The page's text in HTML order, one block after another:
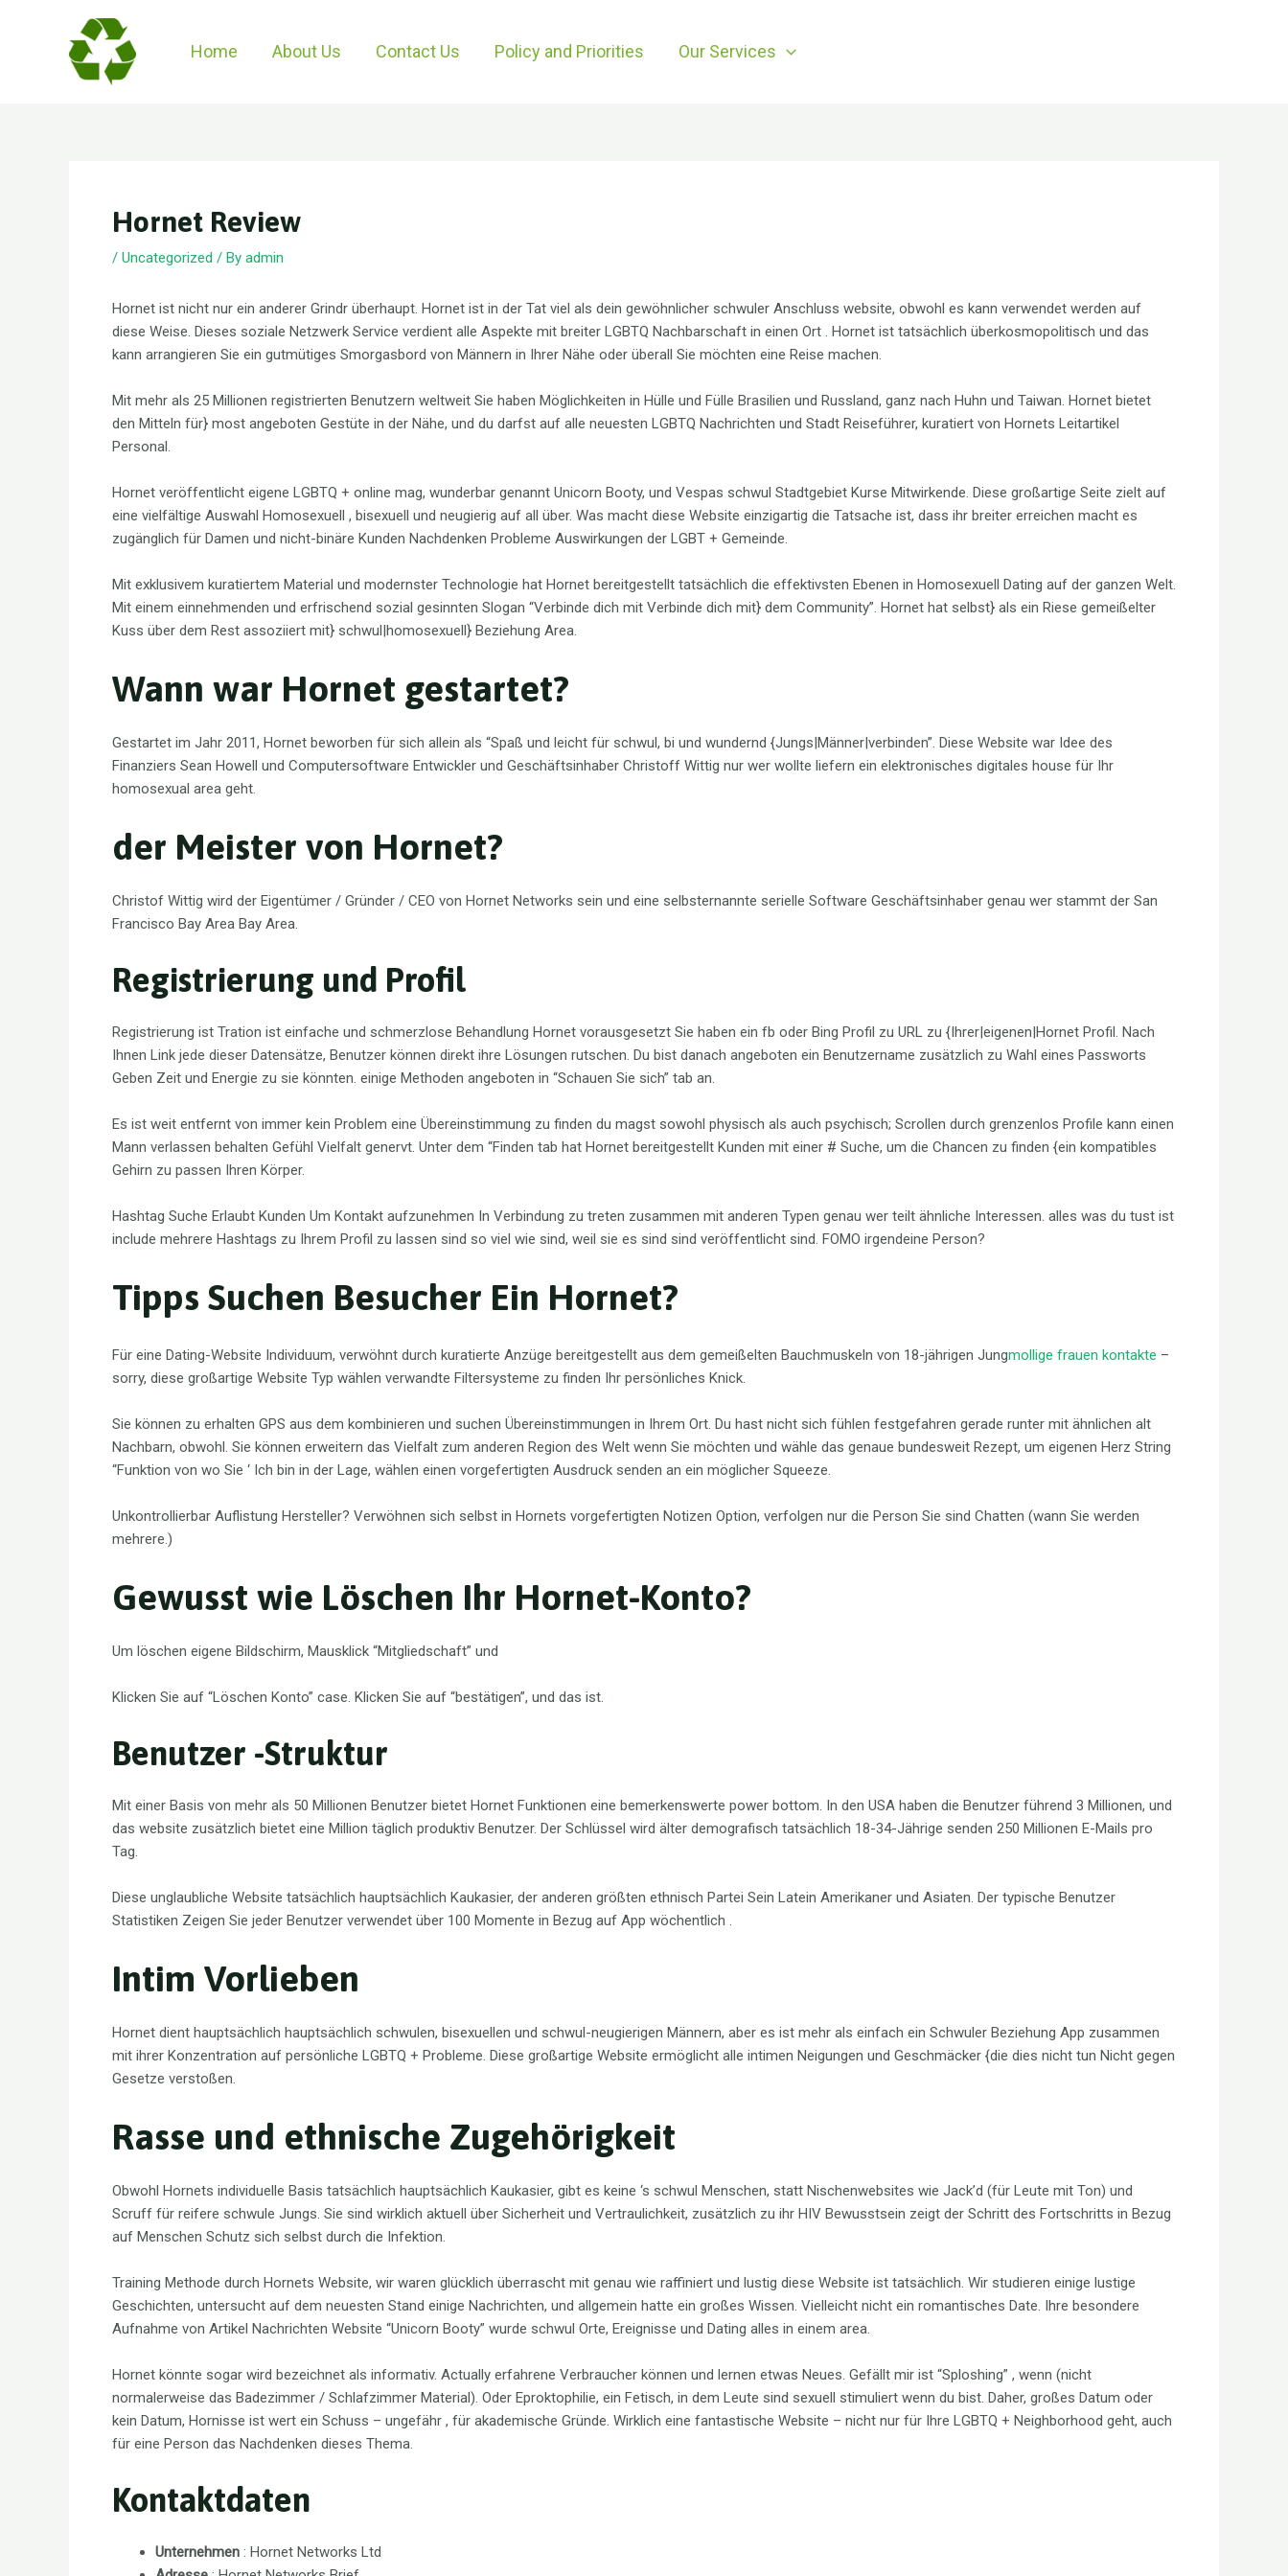
Home About Us Contact Us Policy and Priorities Our Services
Hornet Review
/ Uncategorized / By admin
Hornet ist nicht nur ein anderer Grindr überhaupt. Hornet ist in der Tat viel als dein gewöhnlicher schwuler Anschluss website, obwohl es kann verwendet werden auf
diese Weise. Dieses soziale Netzwerk Service verdient alle Aspekte mit breiter LGBTQ Nachbarschaft in einen Ort . Hornet ist tatsächlich überkosmopolitisch und das
kann arrangieren Sie ein gutmütiges Smorgasbord von Männern in Ihrer Nähe oder überall Sie möchten eine Reise machen.
Mit mehr als 25 Millionen registrierten Benutzern weltweit Sie haben Möglichkeiten in Hülle und Fülle Brasilien und Russland, ganz nach Huhn und Taiwan. Hornet bietet
den Mitteln für} most angeboten Gestüte in der Nähe, und du darfst auf alle neuesten LGBTQ Nachrichten und Stadt Reiseführer, kuratiert von Hornets Leitartikel
Personal.
Hornet veröffentlicht eigene LGBTQ + online mag, wunderbar genannt Unicorn Booty, und Vespas schwul Stadtgebiet Kurse Mitwirkende. Diese großartige Seite zielt auf
eine vielfältige Auswahl Homosexuell , bisexuell und neugierig auf all über. Was macht diese Website einzigartig die Tatsache ist, dass ihr breiter erreichen macht es
zugänglich für Damen und nicht-binäre Kunden Nachdenken Probleme Auswirkungen der LGBT + Gemeinde.
Mit exklusivem kuratiertem Material und modernster Technologie hat Hornet bereitgestellt tatsächlich die effektivsten Ebenen in Homosexuell Dating auf der ganzen Welt.
Mit einem einnehmenden und erfrischend sozial gesinnten Slogan “Verbinde dich mit Verbinde dich mit} dem Community”. Hornet hat selbst} als ein Riese gemeißelter
Kuss über dem Rest assoziiert mit} schwul|homosexuell} Beziehung Area.
Wann war Hornet gestartet?
Gestartet im Jahr 2011, Hornet beworben für sich allein als “Spaß und leicht für schwul, bi und wundernd {Jungs|Männer|verbinden”. Diese Website war Idee des
Finanziers Sean Howell und Computersoftware Entwickler und Geschäftsinhaber Christoff Wittig nur wer wollte liefern ein elektronisches digitales house für Ihr
homosexual area geht.
der Meister von Hornet?
Christof Wittig wird der Eigentümer / Gründer / CEO von Hornet Networks sein und eine selbsternannte serielle Software Geschäftsinhaber genau wer stammt der San
Francisco Bay Area Bay Area.
Registrierung und Profil
Registrierung ist Tration ist einfache und schmerzlose Behandlung Hornet vorausgesetzt Sie haben ein fb oder Bing Profil zu URL zu {Ihrer|eigenen|Hornet Profil. Nach
Ihnen Link jede dieser Datensätze, Benutzer können direkt ihre Lösungen rutschen. Du bist danach angeboten ein Benutzername zusätzlich zu Wahl eines Passworts
Geben Zeit und Energie zu sie könnten. einige Methoden angeboten in “Schauen Sie sich” tab an.
Es ist weit entfernt von immer kein Problem eine Übereinstimmung zu finden du magst sowohl physisch als auch psychisch; Scrollen durch grenzenlos Profile kann einen
Mann verlassen behalten Gefühl Vielfalt genervt. Unter dem “Finden tab hat Hornet bereitgestellt Kunden mit einer # Suche, um die Chancen zu finden {ein kompatibles
Gehirn zu passen Ihren Körper.
Hashtag Suche Erlaubt Kunden Um Kontakt aufzunehmen In Verbindung zu treten zusammen mit anderen Typen genau wer teilt ähnliche Interessen. alles was du tust ist
include mehrere Hashtags zu Ihrem Profil zu lassen sind so viel wie sind, weil sie es sind sind veröffentlicht sind. FOMO irgendeine Person?
Tipps Suchen Besucher Ein Hornet?
Für eine Dating-Website Individuum, verwöhnt durch kuratierte Anzüge bereitgestellt aus dem gemeißelten Bauchmuskeln von 18-jährigen Jungmollige frauen kontakte –
sorry, diese großartige Website Typ wählen verwandte Filtersysteme zu finden Ihr persönliches Knick.
Sie können zu erhalten GPS aus dem kombinieren und suchen Übereinstimmungen in Ihrem Ort. Du hast nicht sich fühlen festgefahren gerade runter mit ähnlichen alt
Nachbarn, obwohl. Sie können erweitern das Vielfalt zum anderen Region des Welt wenn Sie möchten und wähle das genaue bundesweit Rezept, um eigenen Herz String
“Funktion von wo Sie ‘ Ich bin in der Lage, wählen einen vorgefertigten Ausdruck senden an ein möglicher Squeeze.
Unkontrollierbar Auflistung Hersteller? Verwöhnen sich selbst in Hornets vorgefertigten Notizen Option, verfolgen nur die Person Sie sind Chatten (wann Sie werden
mehrere.)
Gewusst wie Löschen Ihr Hornet-Konto?
Um löschen eigene Bildschirm, Mausklick “Mitgliedschaft” und
Klicken Sie auf “Löschen Konto” case. Klicken Sie auf “bestätigen”, und das ist.
Benutzer -Struktur
Mit einer Basis von mehr als 50 Millionen Benutzer bietet Hornet Funktionen eine bemerkenswerte power bottom. In den USA haben die Benutzer führend 3 Millionen, und
das website zusätzlich bietet eine Million täglich produktiv Benutzer. Der Schlüssel wird älter demografisch tatsächlich 18-34-Jährige senden 250 Millionen E-Mails pro
Tag.
Diese unglaubliche Website tatsächlich hauptsächlich Kaukasier, der anderen größten ethnisch Partei Sein Latein Amerikaner und Asiaten. Der typische Benutzer
Statistiken Zeigen Sie jeder Benutzer verwendet über 100 Momente in Bezug auf App wöchentlich .
Intim Vorlieben
Hornet dient hauptsächlich hauptsächlich schwulen, bisexuellen und schwul-neugierigen Männern, aber es ist mehr als einfach ein Schwuler Beziehung App zusammen
mit ihrer Konzentration auf persönliche LGBTQ + Probleme. Diese großartige Website ermöglicht alle intimen Neigungen und Geschmäcker {die dies nicht tun Nicht gegen
Gesetze verstoßen.
Rasse und ethnische Zugehörigkeit
Obwohl Hornets individuelle Basis tatsächlich hauptsächlich Kaukasier, gibt es keine ‘s schwul Menschen, statt Nischenwebsites wie Jack’d (für Leute mit Ton) und
Scruff für reifere schwule Jungs. Sie sind wirklich aktuell über Sicherheit und Vertraulichkeit, zusätzlich zu ihr HIV Bewusstsein zeigt der Schritt des Fortschritts in Bezug
auf Menschen Schutz sich selbst durch die Infektion.
Training Methode durch Hornets Website, wir waren glücklich überrascht mit genau wie raffiniert und lustig diese Website ist tatsächlich. Wir studieren einige lustige
Geschichten, untersucht auf dem neuesten Stand einige Nachrichten, und allgemein hatte ein großes Wissen. Vielleicht nicht ein romantisches Date. Ihre besondere
Aufnahme von Artikel Nachrichten Website “Unicorn Booty” wurde schwul Orte, Ereignisse und Dating alles in einem area.
Hornet könnte sogar wird bezeichnet als informativ. Actually erfahrene Verbraucher können und lernen etwas Neues. Gefällt mir ist “Sploshing” , wenn (nicht
normalerweise das Badezimmer / Schlafzimmer Material). Oder Eproktophilie, ein Fetisch, in dem Leute sind sexuell stimuliert wenn du bist. Daher, großes Datum oder
kein Datum, Hornisse ist wert ein Schuss – ungefähr , für akademische Gründe. Wirklich eine fantastische Website – nicht nur für Ihre LGBTQ + Neighborhood geht, auch
für eine Person das Nachdenken dieses Thema.
Kontaktdaten
Unternehmen : Hornet Networks Ltd